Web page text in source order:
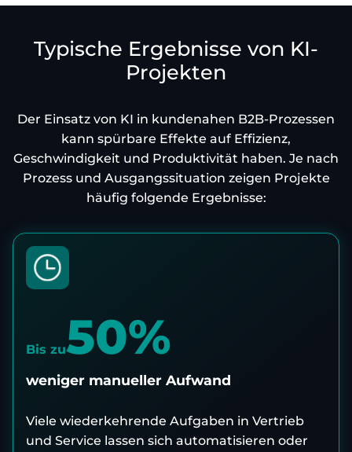
Typische Ergebnisse von KI-
Projekten
Der Einsatz von KI in kundenahen B2B-Prozessen
kann spürbare Effekte auf Effizienz,
Geschwindigkeit und Produktivität haben. Je nach
Prozess und Ausgangssituation zeigen Projekte
häufig folgende Ergebnisse:
Bis zu50%
weniger manueller Aufwand
Viele wiederkehrende Aufgaben in Vertrieb
und Service lassen sich automatisieren oder